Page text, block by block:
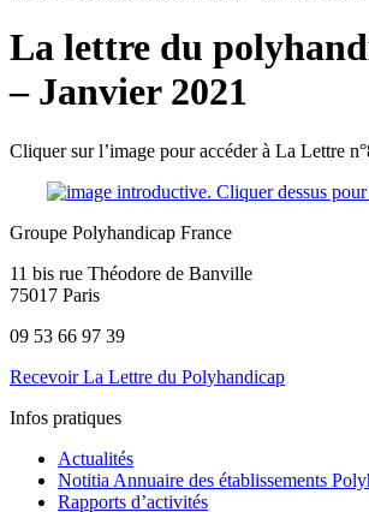
La lettre du
– Janvier 2021
Cliquer sur l’image pour accéder à La Lettre
Groupe Polyhandicap France
11 bis rue Théodore de Banville
75017 Paris
09 53 66 97 39
Recevoir La Lettre du Polyhandicap
Infos pratiques
Actualités
Notitia Annuaire des établissements
Rapports d’activités